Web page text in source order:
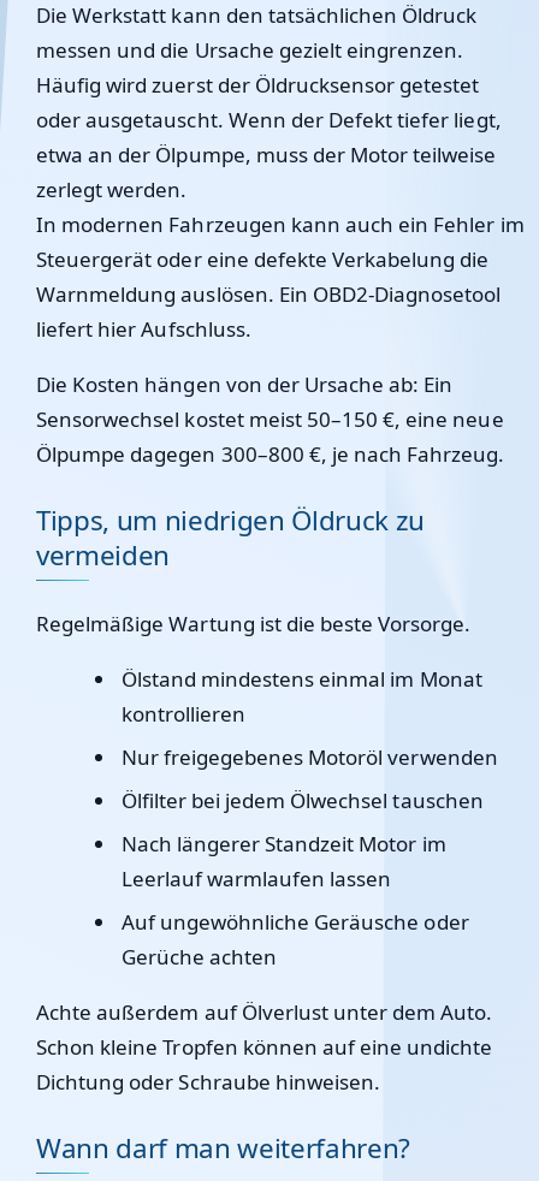
Die Werkstatt kann den tatsächlichen Öldruck
messen und die Ursache gezielt eingrenzen.
Häufig wird zuerst der Öldrucksensor getestet
oder ausgetauscht. Wenn der Defekt tiefer liegt,
etwa an der Ölpumpe, muss der Motor teilweise
zerlegt werden.
In modernen Fahrzeugen kann auch ein Fehler im
Steuergerät oder eine defekte Verkabelung die
Warnmeldung auslösen. Ein OBD2-Diagnosetool
liefert hier Aufschluss.
Die Kosten hängen von der Ursache ab: Ein
Sensorwechsel kostet meist 50–150 €, eine neue
Ölpumpe dagegen 300–800 €, je nach Fahrzeug.
Tipps, um niedrigen Öldruck zu
vermeiden
Regelmäßige Wartung ist die beste Vorsorge.
Ölstand mindestens einmal im Monat
kontrollieren
Nur freigegebenes Motoröl verwenden
Ölfilter bei jedem Ölwechsel tauschen
Nach längerer Standzeit Motor im
Leerlauf warmlaufen lassen
Auf ungewöhnliche Geräusche oder
Gerüche achten
Achte außerdem auf Ölverlust unter dem Auto.
Schon kleine Tropfen können auf eine undichte
Dichtung oder Schraube hinweisen.
Wann darf man weiterfahren?